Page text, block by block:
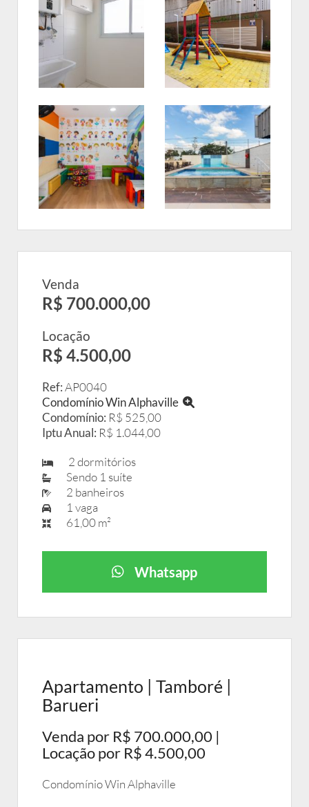
Venda
R$ 700.000,00
Locação
R$ 4.500,00
Ref:AP0040
Condomínio Win Alphaville
Condomínio: R$ 525,00
Iptu Anual: R$ 1.044,00
2 dormitórios
Sendo 1 suíte
2 banheiros
1 vaga
61,00 m²
Whatsapp
Apartamento | Tamboré |
Barueri
Venda por R$ 700.000,00 |
Locação por R$ 4.500,00
Condomínio Win Alphaville